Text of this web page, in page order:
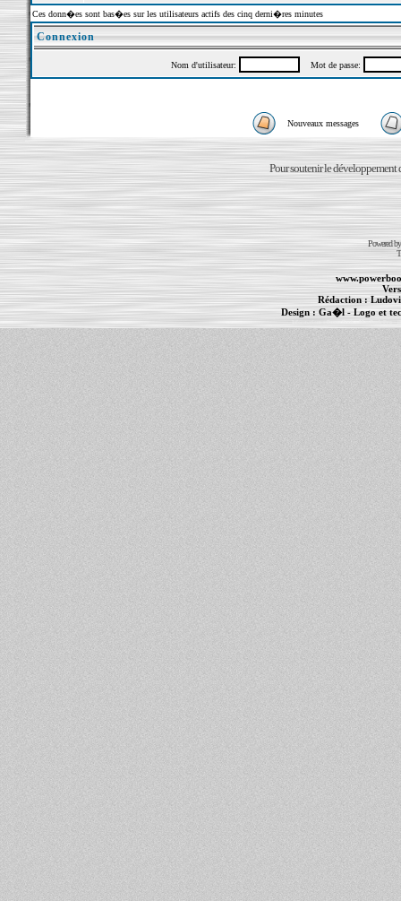
Ces donn�es sont bas�es sur les utilisateurs actifs des cinq derni�res minutes
Connexion
Nom d'utilisateur: Mot de passe:
Nouveaux messages
Pour soutenir le développement
Powered
Rédaction :
Design : Ga�l - Logo et